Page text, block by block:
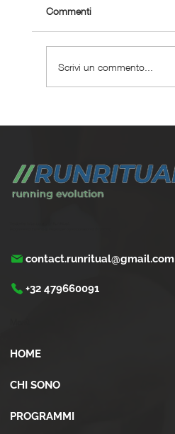
Commenti
Scrivi un commento...
contact.runritual@gmail.com
+32 479660091
HOME
CHI SONO
PROGRAMMI